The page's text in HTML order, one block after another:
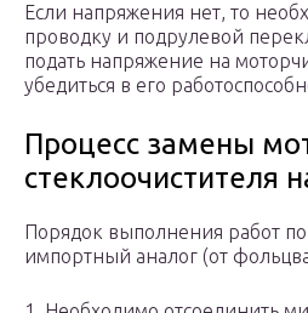
Если напряжения нет, то
проводку и подрулевой
подать напряжение на
убедиться в его
Процесс замены
стеклоочистителя
Порядок выполнения работ
импортный аналог (от